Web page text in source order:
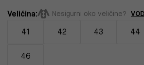
Veličina: Nesigurni oko veličine?
41 42 43 44
46